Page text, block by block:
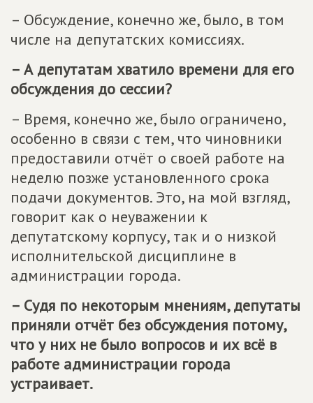
– Обсуждение, конечно же, было, в том
числе на депутатских комиссиях.
– А депутатам хватило времени для его
обсуждения до сессии?
– Время, конечно же, было ограничено,
особенно в связи с тем, что чиновники
предоставили отчёт о своей работе на
неделю позже установленного срока
подачи документов. Это, на мой взгляд,
говорит как о неуважении к
депутатскому корпусу, так и о низкой
исполнительской дисциплине в
администрации города.
– Судя по некоторым мнениям, депутаты
приняли отчёт без обсуждения потому,
что у них не было вопросов и их всё в
работе администрации города
устраивает.